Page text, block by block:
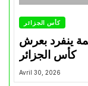
كأس الجزائر
ينفرد بعرش
كأس الجزائر
Avril 30, 2026